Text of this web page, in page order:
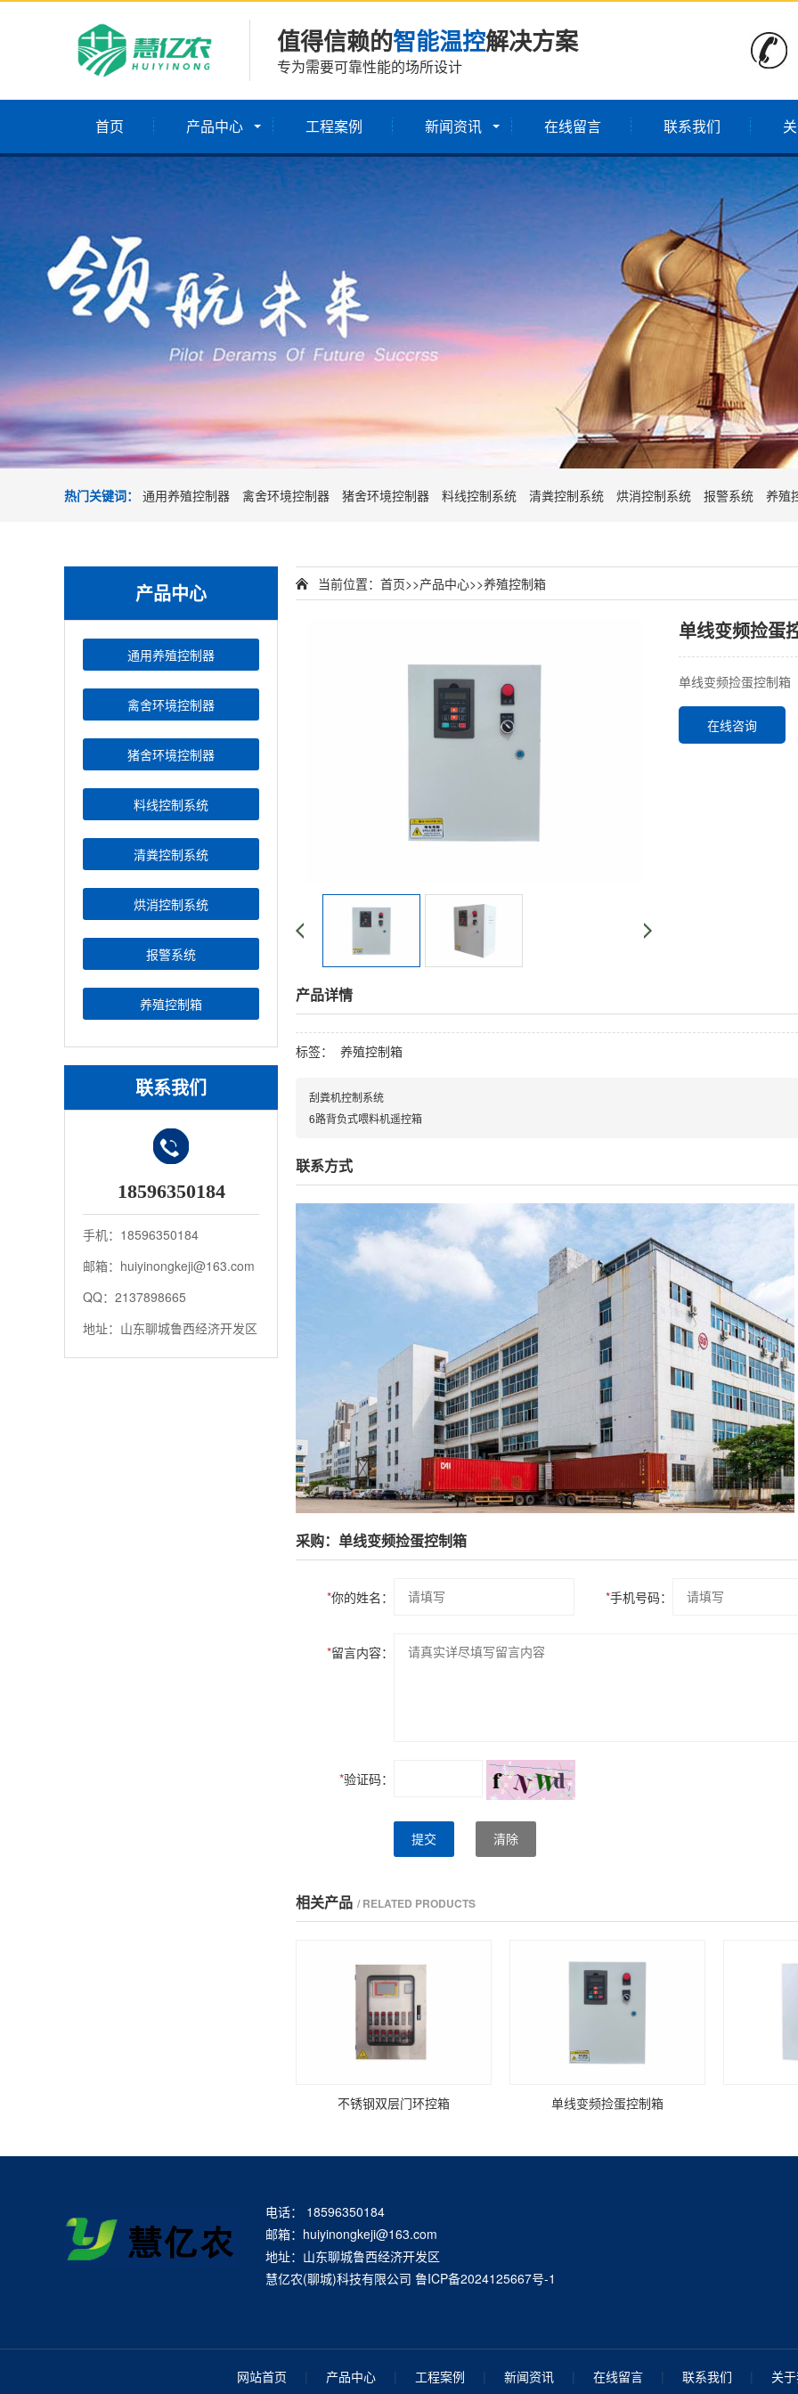
值得信赖的智能温控解决方案
专为需要可靠性能的场所设计
首页 产品中心 工程案例 新闻资讯 在线留言 联系我们
热门关键词： 通用养殖控制器 禽舍环境控制器 猪舍环境控制器 料线控制系统 清粪控制系统 烘消控制系统 报警系统 养殖
产品中心
通用养殖控制器
禽舍环境控制器
猪舍环境控制器
料线控制系统
清粪控制系统
烘消控制系统
报警系统
养殖控制箱
联系我们
18596350184
手机：18596350184
邮箱：huiyinongkeji@163.com
QQ：2137898665
地址：山东聊城鲁西经济开发区
当前位置： 首页>>产品中心>>养殖控制箱
单线变频捡蛋
单线变频捡蛋控制箱
在线咨询
产品详情
标签： 养殖控制箱
刮粪机控制系统
6路背负式喂料机遥控箱
联系方式
采购：单线变频捡蛋控制箱
*你的姓名： *手机号码：
*留言内容：
*验证码：
提交 清除
相关产品 / RELATED PRODUCTS
不锈钢双层门环控箱 单线变频捡蛋控制箱
电话： 18596350184
邮箱：huiyinongkeji@163.com
地址：山东聊城鲁西经济开发区
慧亿农(聊城)科技有限公司 鲁ICP备2024125667号-1
网站首页 | 产品中心 | 工程案例 | 新闻资讯 | 在线留言 | 联系我们 | 关